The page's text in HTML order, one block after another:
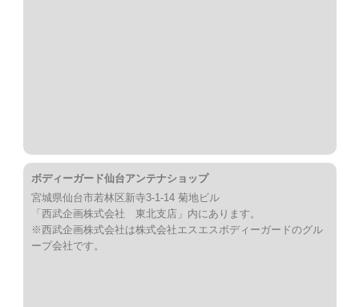
ボディーガード仙台アンテナショップ
宮城県仙台市若林区新寺3-1-14 菊地ビル
「西武企画株式会社 東北支店」内にあります。
※西武企画株式会社は株式会社エスエスボディーガードのグル
ープ会社です。